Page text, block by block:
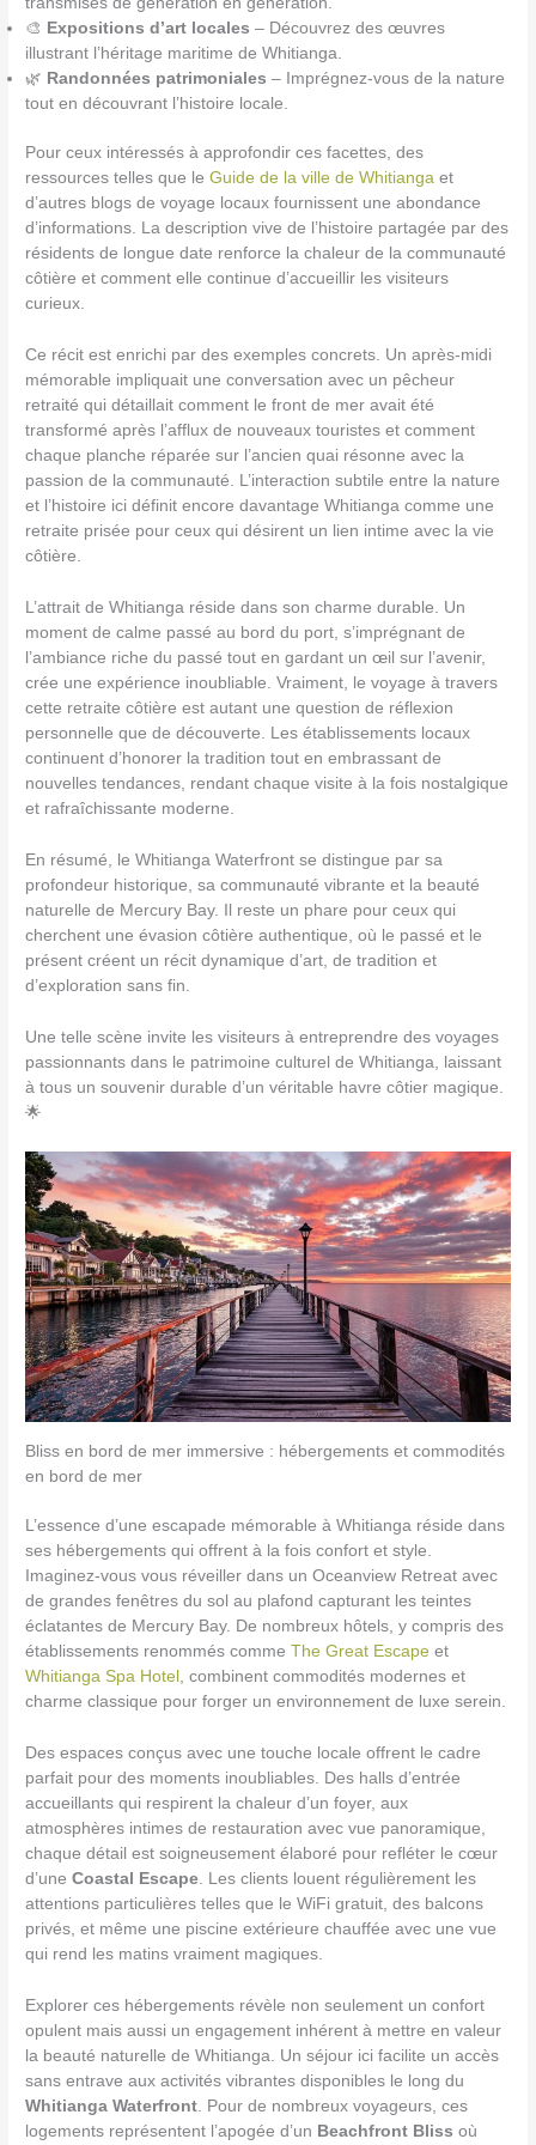
🎨 Expositions d’art locales – Découvrez des œuvres
illustrant l’héritage maritime de Whitianga.
🌿 Randonnées patrimoniales – Imprégnez-vous de la nature
tout en découvrant l’histoire locale.
Pour ceux intéressés à approfondir ces facettes, des
ressources telles que leGuide de la ville de Whitianga et
d’autres blogs de voyage locaux fournissent une abondance
d’informations. La description vive de l’histoire partagée par des
résidents de longue date renforce la chaleur de la communauté
côtière et comment elle continue d’accueillir les visiteurs
curieux.
Ce récit est enrichi par des exemples concrets. Un après-midi
mémorable impliquait une conversation avec un pêcheur
retraité qui détaillait comment le front de mer avait été
transformé après l’afflux de nouveaux touristes et comment
chaque planche réparée sur l’ancien quai résonne avec la
passion de la communauté. L’interaction subtile entre la nature
et l’histoire ici définit encore davantage Whitianga comme une
retraite prisée pour ceux qui désirent un lien intime avec la vie
côtière.
L’attrait de Whitianga réside dans son charme durable. Un
moment de calme passé au bord du port, s’imprégnant de
l’ambiance riche du passé tout en gardant un œil sur l’avenir,
crée une expérience inoubliable. Vraiment, le voyage à travers
cette retraite côtière est autant une question de réflexion
personnelle que de découverte. Les établissements locaux
continuent d’honorer la tradition tout en embrassant de
nouvelles tendances, rendant chaque visite à la fois nostalgique
et rafraîchissante moderne.
En résumé, le Whitianga Waterfront se distingue par sa
profondeur historique, sa communauté vibrante et la beauté
naturelle de Mercury Bay. Il reste un phare pour ceux qui
cherchent une évasion côtière authentique, où le passé et le
présent créent un récit dynamique d’art, de tradition et
d’exploration sans fin.
Une telle scène invite les visiteurs à entreprendre des voyages
passionnants dans le patrimoine culturel de Whitianga, laissant
à tous un souvenir durable d’un véritable havre côtier magique.
🌟
Bliss en bord de mer immersive : hébergements et commodités
en bord de mer
L’essence d’une escapade mémorable à Whitianga réside dans
ses hébergements qui offrent à la fois confort et style.
Imaginez-vous vous réveiller dans un Oceanview Retreat avec
de grandes fenêtres du sol au plafond capturant les teintes
éclatantes de Mercury Bay. De nombreux hôtels, y compris des
établissements renommés commeThe Great Escape et
Whitianga Spa Hotel , combinent commodités modernes et
charme classique pour forger un environnement de luxe serein.
Des espaces conçus avec une touche locale offrent le cadre
parfait pour des moments inoubliables. Des halls d’entrée
accueillants qui respirent la chaleur d’un foyer, aux
atmosphères intimes de restauration avec vue panoramique,
chaque détail est soigneusement élaboré pour refléter le cœur
d’uneCoastal Escape . Les clients louent régulièrement les
attentions particulières telles que le WiFi gratuit, des balcons
privés, et même une piscine extérieure chauffée avec une vue
qui rend les matins vraiment magiques.
Explorer ces hébergements révèle non seulement un confort
opulent mais aussi un engagement inhérent à mettre en valeur
la beauté naturelle de Whitianga. Un séjour ici facilite un accès
sans entrave aux activités vibrantes disponibles le long du
Whitianga Waterfront . Pour de nombreux voyageurs, ces
logements représentent l’apogée d’un Beachfront Bliss où